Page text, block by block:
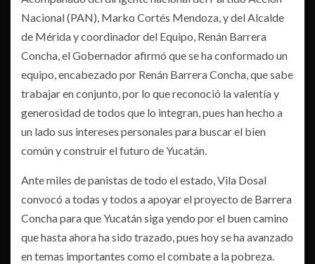
Nacional (PAN), Marko Cortés Mendoza, y del Alcalde
de Mérida y coordinador del Equipo, Renán Barrera
Concha, el Gobernador afirmó que se ha conformado un
equipo, encabezado por Renán Barrera Concha, que sabe
trabajar en conjunto, por lo que reconoció la valentía y
generosidad de todos que lo integran, pues han hecho a
un lado sus intereses personales para buscar el bien
común y construir el futuro de Yucatán.
Ante miles de panistas de todo el estado, Vila Dosal
convocó a todas y todos a apoyar el proyecto de Barrera
Concha para que Yucatán siga yendo por el buen camino
que hasta ahora ha sido trazado, pues hoy se ha avanzado
en temas importantes como el combate a la pobreza.